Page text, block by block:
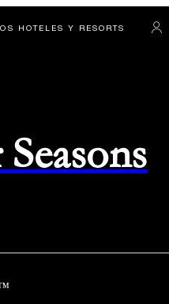
HOTELES Y RESORTS